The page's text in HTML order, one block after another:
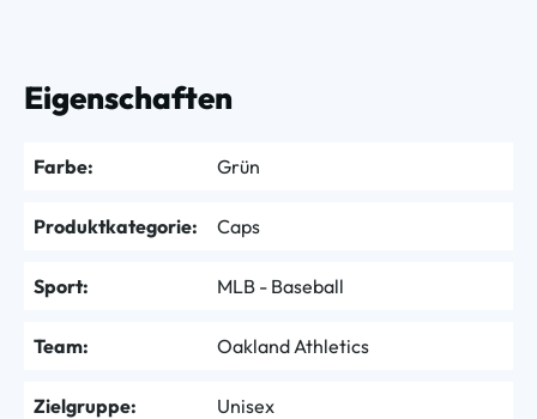
Eigenschaften
Farbe: Grün
Produktkategorie: Caps
Sport: MLB - Baseball
Team: Oakland Athletics
Zielgruppe: Unisex